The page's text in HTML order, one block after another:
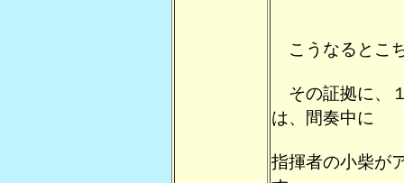
こうなるとこ
その証拠に、
は、間奏中に
指揮者の小柴が